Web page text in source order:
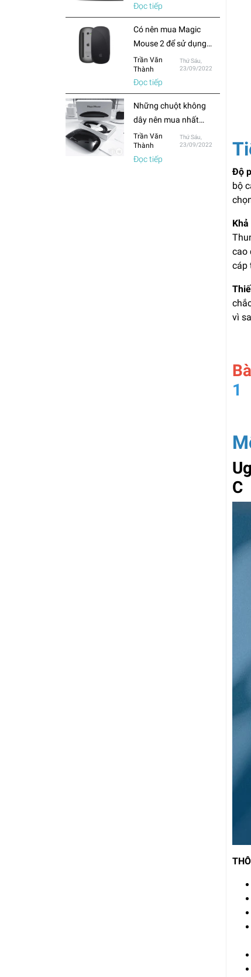
Đọc tiếp
Có nên mua Magic
Mouse 2 để sử dụng
cho Macbook hay chỉ
mua chuột thông
thường?
Trần Văn
Thành
Thứ Sáu,
23/09/2022
Đọc tiếp
Những chuột không
dây nên mua nhất
trong năm 2022
Trần Văn
Thành
Thứ Sáu,
23/09/2022
Đọc tiếp
Độ
bộ
cao
cáp
vì
1
C